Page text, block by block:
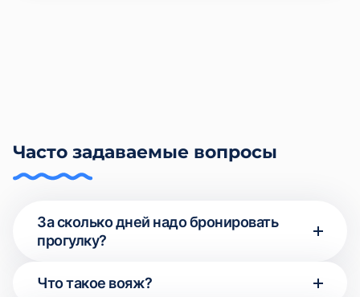
Часто задаваемые вопросы
За сколько дней надо бронировать
прогулку?
велик, поэтому рекомендуем бронировать
Что такое вояж?